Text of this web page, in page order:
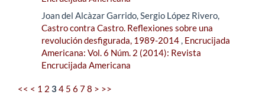
Joan del Alcàzar Garrido, Sergio López Rivero,
Castro contra Castro. Reflexiones sobre una
revolución desfigurada, 1989-2014, Encrucijada
Americana: Vol. 6 Núm. 2 (2014): Revista
Encrucijada Americana
<< < 1 2 34 5 6 78 > >>